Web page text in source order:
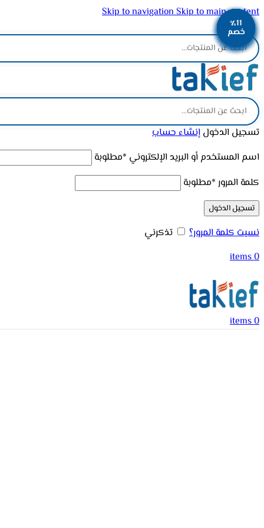
Skip to navigationSkip to main content
ADD ANYTHING HERE OR JUST REMOVE IT…
تسجيل الدخول إنشاء حساب
اسم المستخدم أو البريد الإلكتروني *مطلوبة
كلمة المرور *مطلوبة
تسجيل الدخول
نسيت كلمة المرور؟
تذكرني
0
items
0
items
٪12
خصم
٪11
خصم
٪12
خصم
٪11
خصم
٪12
خصم
٪13
خصم
٪12
خصم
٪11
خصم
٪11
خصم